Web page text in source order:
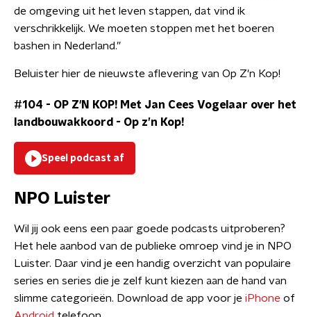
de omgeving uit het leven stappen, dat vind ik
verschrikkelijk. We moeten stoppen met het boeren
bashen in Nederland.”
Beluister hier de nieuwste aflevering van Op Z'n Kop!
#104 - OP Z'N KOP! Met Jan Cees Vogelaar over het
landbouwakkoord - Op z’n Kop!
Speel podcast af
NPO Luister
Wil jij ook eens een paar goede podcasts uitproberen?
Het hele aanbod van de publieke omroep vind je in NPO
Luister. Daar vind je een handig overzicht van populaire
series en series die je zelf kunt kiezen aan de hand van
slimme categorieën. Download de app voor je iPhone of